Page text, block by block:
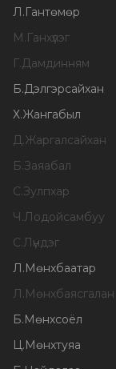
Л.Гантөмөр
М.Ганхүлэг
Г.Дамдинням
Б.Дэлгэрсайхан
Х.Жангабыл
Д.Жаргалсайхан
Б.Заяабал
С.Зулпхар
Ч.Лодойсамбуу
С.Лүндэг
Л.Мөнхбаатар
Л.Мөнхбаясгалан
Б.Мөнхсоёл
Ц.Мөнхтуяа